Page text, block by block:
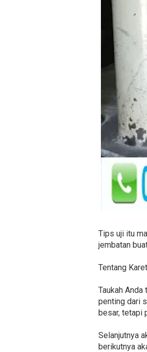
Tips uji itu
jembatan
Tentang
Taukah
penting dari
besar, tetapi
Selanjutnya
berikutnya